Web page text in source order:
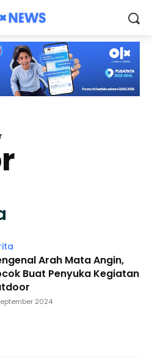
Arah Mata Angin,
Buat Penyuka Kegiatan
2024